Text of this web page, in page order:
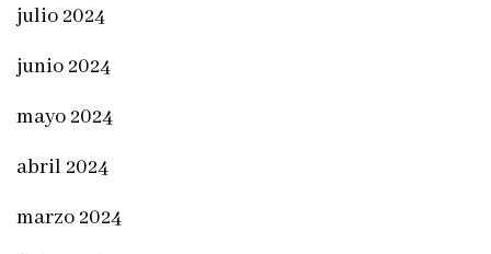
julio 2024
junio 2024
mayo 2024
abril 2024
marzo 2024